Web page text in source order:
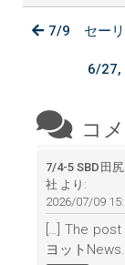
7/9 セーリ
6/27,
コ
7/4-5 SBD田
社 より:
2026/07/09
[…] The
ヨットNews.